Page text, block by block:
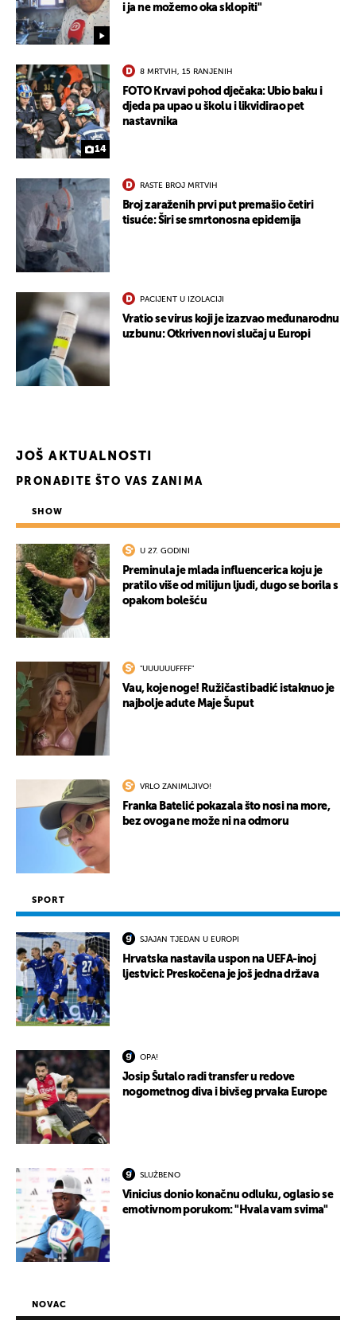
i ja ne možemo oka sklopiti"
14
8 MRTVIH, 15 RANJENIH
FOTO Krvavi pohod dječaka: Ubio baku i
djeda pa upao u školu i likvidirao pet
nastavnika
RASTE BROJ MRTVIH
Broj zaraženih prvi put premašio četiri
tisuće: Širi se smrtonosna epidemija
PACIJENT U IZOLACIJI
Vratio se virus koji je izazvao međunarodnu
uzbunu: Otkriven novi slučaj u Europi
JOŠ AKTUALNOSTI
PRONAĐITE ŠTO VAS ZANIMA
SHOW
U 27. GODINI
Preminula je mlada influencerica koju je
pratilo više od milijun ljudi, dugo se borila s
opakom bolešću
"UUUUUUFFFF"
Vau, koje noge! Ružičasti badić istaknuo je
najbolje adute Maje Šuput
VRLO ZANIMLJIVO!
Franka Batelić pokazala što nosi na more,
bez ovoga ne može ni na odmoru
SPORT
SJAJAN TJEDAN U EUROPI
Hrvatska nastavila uspon na UEFA-inoj
ljestvici: Preskočena je još jedna država
OPA!
Josip Šutalo radi transfer u redove
nogometnog diva i bivšeg prvaka Europe
SLUŽBENO
Vinicius donio konačnu odluku, oglasio se
emotivnom porukom: "Hvala vam svima"
NOVAC
UKLJUČITE NOTIFIKACIJE